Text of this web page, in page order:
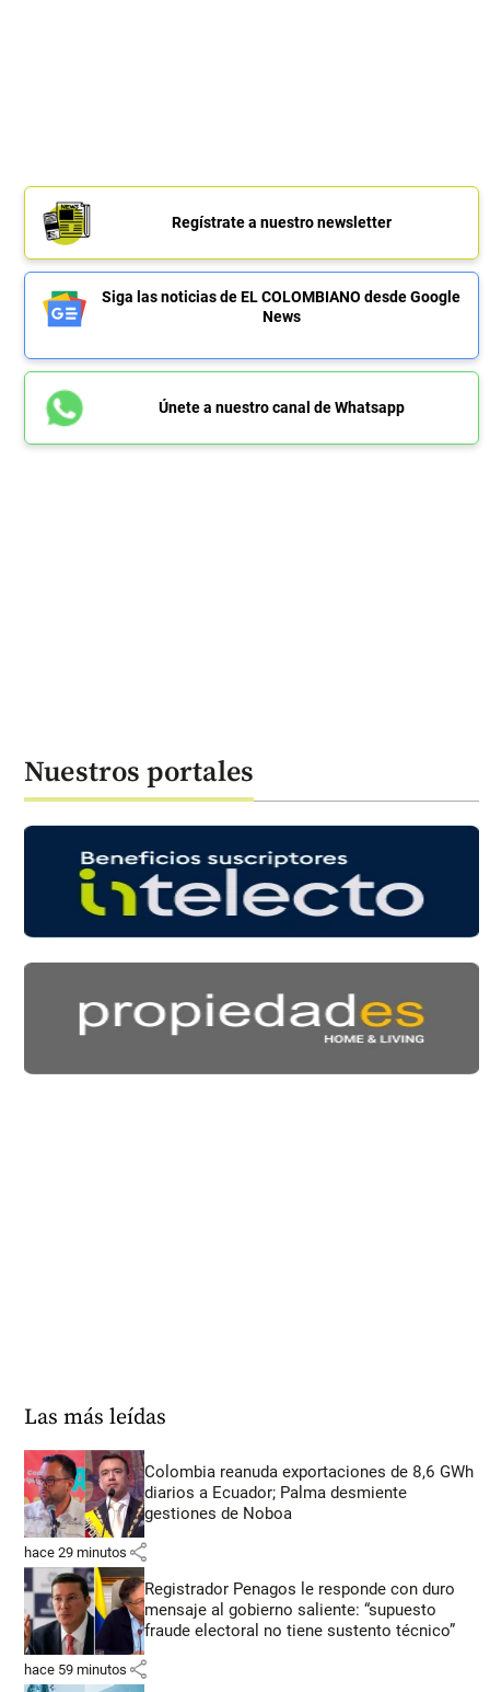
Regístrate a nuestro newsletter
Siga las noticias de EL COLOMBIANO desde Google
News
Únete a nuestro canal de Whatsapp
Nuestros portales
Las más leídas
Colombia reanuda exportaciones de 8,6 GWh
diarios a Ecuador; Palma desmiente
gestiones de Noboa
hace 29 minutos share
Registrador Penagos le responde con duro
mensaje al gobierno saliente: “supuesto
fraude electoral no tiene sustento técnico”
hace 59 minutos share